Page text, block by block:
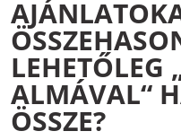
LEHETŐLEG
ALMÁVAL“
ÖSSZE?